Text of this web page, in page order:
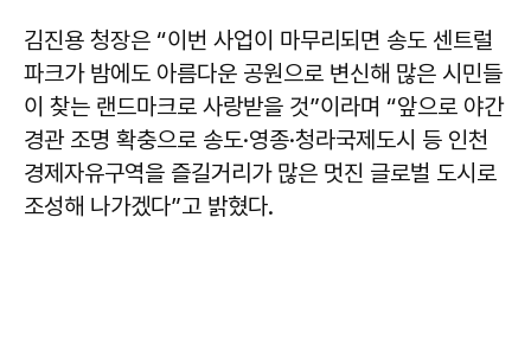
김진용 청장은 “이번 사업이 마무리되면 송도 센트럴
파크가 밤에도 아름다운 공원으로 변신해 많은 시민들
이 찾는 랜드마크로 사랑받을 것”이라며 “앞으로 야간
경관 조명 확충으로 송도·영종·청라국제도시 등 인천
경제자유구역을 즐길거리가 많은 멋진 글로벌 도시로
조성해 나가겠다”고 밝혔다.